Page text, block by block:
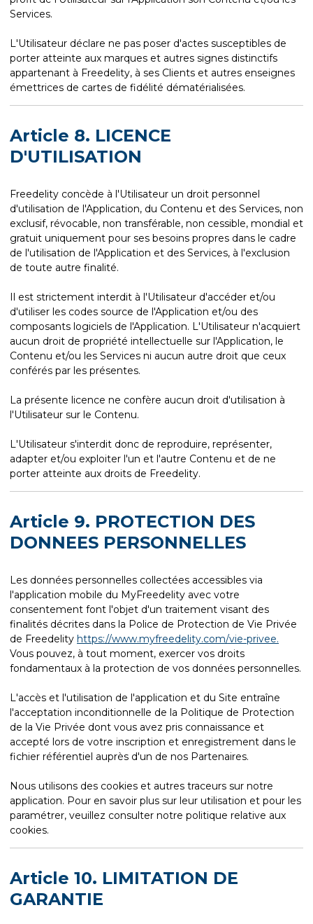
Services.
L'Utilisateur déclare ne pas poser d'actes susceptibles de
porter atteinte aux marques et autres signes distinctifs
appartenant à Freedelity, à ses Clients et autres enseignes
émettrices de cartes de fidélité dématérialisées.
Article 8. LICENCE
D'UTILISATION
Freedelity concède à l'Utilisateur un droit personnel
d'utilisation de l'Application, du Contenu et des Services, non
exclusif, révocable, non transférable, non cessible, mondial et
gratuit uniquement pour ses besoins propres dans le cadre
de l'utilisation de l'Application et des Services, à l'exclusion
de toute autre finalité.
Il est strictement interdit à l'Utilisateur d'accéder et/ou
d'utiliser les codes source de l'Application et/ou des
composants logiciels de l'Application. L'Utilisateur n'acquiert
aucun droit de propriété intellectuelle sur l'Application, le
Contenu et/ou les Services ni aucun autre droit que ceux
conférés par les présentes.
La présente licence ne confère aucun droit d'utilisation à
l'Utilisateur sur le Contenu.
L'Utilisateur s'interdit donc de reproduire, représenter,
adapter et/ou exploiter l'un et l'autre Contenu et de ne
porter atteinte aux droits de Freedelity.
Article 9. PROTECTION DES
DONNEES PERSONNELLES
Les données personnelles collectées accessibles via
l'application mobile du MyFreedelity avec votre
consentement font l'objet d'un traitement visant des
finalités décrites dans la Police de Protection de Vie Privée
de Freedelity https://www.myfreedelity.com/vie-privee.
Vous pouvez, à tout moment, exercer vos droits
fondamentaux à la protection de vos données personnelles.
L'accès et l'utilisation de l'application et du Site entraîne
l'acceptation inconditionnelle de la Politique de Protection
de la Vie Privée dont vous avez pris connaissance et
accepté lors de votre inscription et enregistrement dans le
fichier référentiel auprès d'un de nos Partenaires.
Nous utilisons des cookies et autres traceurs sur notre
application. Pour en savoir plus sur leur utilisation et pour les
paramétrer, veuillez consulter notre politique relative aux
cookies.
Article 10. LIMITATION DE
GARANTIE